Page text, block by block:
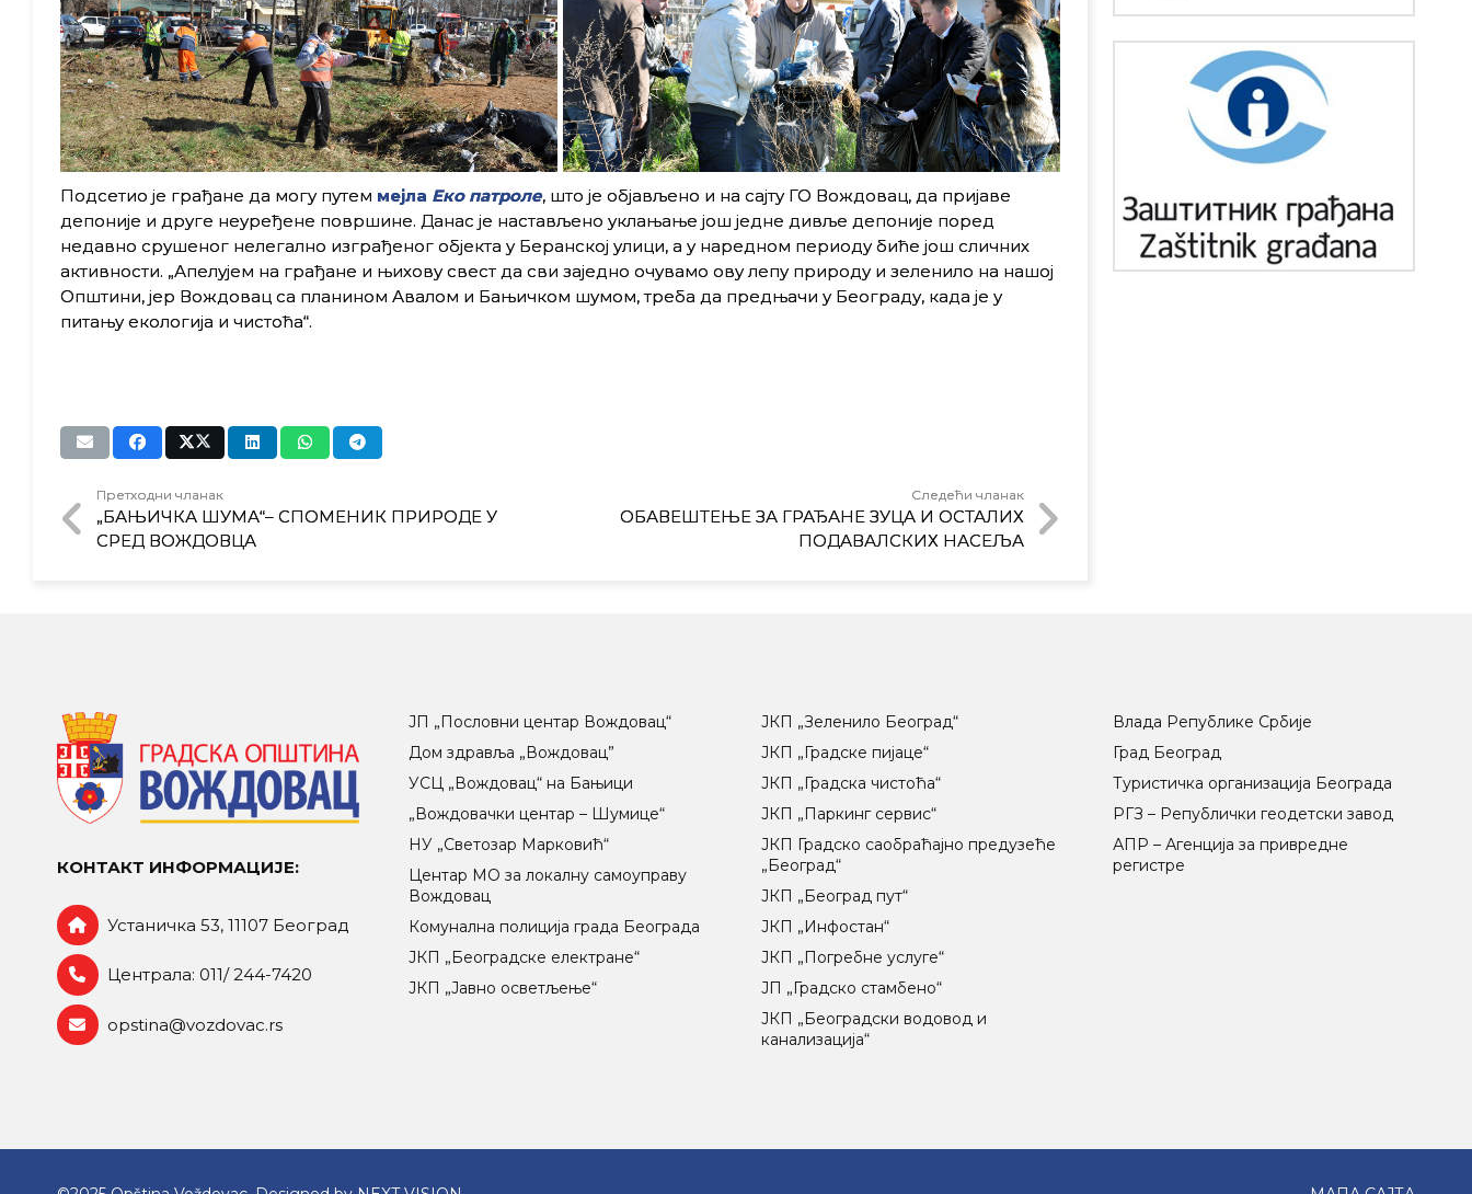
Подсетио је грађане да могу путем мејла Еко патроле, што је објављено и на сајту ГО Вождовац, да пријаве
депоније и друге неуређене површине. Данас је настављено уклањање још једне дивље депоније поред
недавно срушеног нелегално изграђеног објекта у Беранској улици, а у наредном периоду биће још сличних
активности. „Апелујем на грађане и њихову свест да сви заједно очувамо ову лепу природу и зеленило на нашој
Општини, јер Вождовац са планином Авалом и Бањичком шумом, треба да предњачи у Београду, када је у
питању екологија и чистоћа“.
Претходни чланак
„БАЊИЧКА ШУМА“– СПОМЕНИК ПРИРОДЕ У
СРЕД ВОЖДОВЦА
Следећи чланак
ОБАВЕШТЕЊЕ ЗА ГРАЂАНЕ ЗУЦА И ОСТАЛИХ
ПОДАВАЛСКИХ НАСЕЉА
КОНТАКТ ИНФОРМАЦИЈЕ:
Устаничка 53, 11107 Београд
Централа: 011/ 244-7420
opstina@vozdovac.rs
ЈП „Пословни центар Вождовац“
Дом здравља „Вождовац”
УСЦ „Вождовац“ на Бањици
„Вождовачки центар – Шумице“
НУ „Светозар Марковић“
Центар МO за локалну самоуправу
Вождовац
Комунална полиција града Београда
ЈКП „Београдске електране“
ЈКП „Јавно осветљење“
ЈКП „Зеленило Београд“
ЈКП „Градске пијаце“
ЈКП „Градска чистоћа“
ЈКП „Паркинг сервис“
ЈКП Градско саобраћајно предузеће
„Београд“
ЈКП „Београд пут“
ЈКП „Инфостан“
ЈКП „Погребне услуге“
ЈП „Градско стамбено“
ЈКП „Београдски водовод и
канализација“
Влада Републике Србије
Град Београд
Туристичка организација Београда
РГЗ – Републички геодетски завод
АПР – Агенција за привредне
регистре